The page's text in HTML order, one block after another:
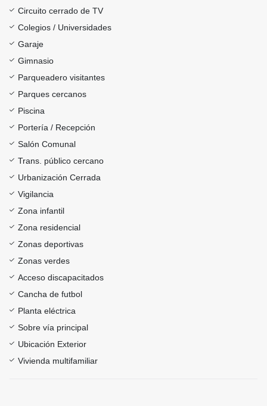
Circuito cerrado de TV
Colegios / Universidades
Garaje
Gimnasio
Parqueadero visitantes
Parques cercanos
Piscina
Portería / Recepción
Salón Comunal
Trans. público cercano
Urbanización Cerrada
Vigilancia
Zona infantil
Zona residencial
Zonas deportivas
Zonas verdes
Acceso discapacitados
Cancha de futbol
Planta eléctrica
Sobre vía principal
Ubicación Exterior
Vivienda multifamiliar